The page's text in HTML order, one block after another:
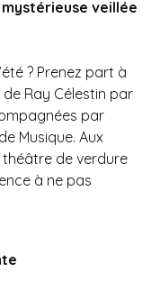
veillée
? Prenez part à
Ray Célestin par
par
Musique. Aux
théâtre de verdure
à ne pas